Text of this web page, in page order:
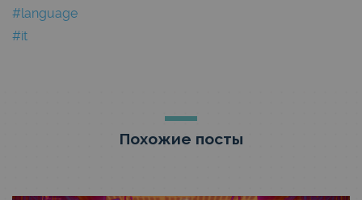
#language
#it
Похожие посты